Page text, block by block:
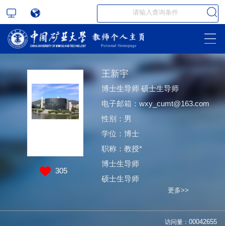
305
王新宇
博士生导师 硕士生导师
电子邮箱： wxy_cumt@163.com
性别：男
学位：博士
职称：教授*
博士生导师
硕士生导师
更多>>
访问量： 00042655